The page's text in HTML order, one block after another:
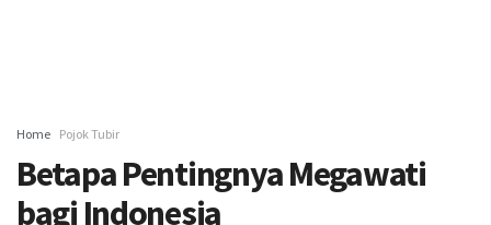
Home Pojok Tubir
Betapa Pentingnya Megawati
bagi Indonesia